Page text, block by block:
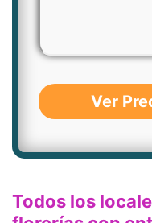
Ver
Todos los